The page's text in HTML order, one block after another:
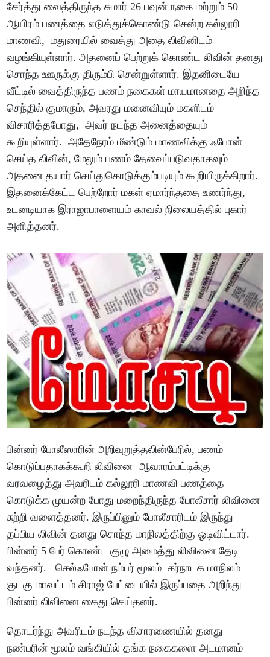
சேர்த்து வைத்திருந்த சுமார் 26 பவுன் நகை மற்றும் 50
ஆயிரம் பணத்தை எடுத்துக்கொண்டு சென்ற கல்லூரி
மாணவி, மதுரையில் வைத்து அதை லிவினிடம்
வழங்கியுள்ளார். அதனைப் பெற்றுக் கொண்ட லிவின் தனது
சொந்த ஊருக்கு திரும்பி சென்றுள்ளார். இதனிடையே
வீட்டில் வைத்திருந்த பணம் நகைகள் மாயமானதை அறிந்த
செந்தில் குமாரும், அவரது மனைவியும் மகளிடம்
விசாரித்தபோது, அவர் நடந்த அனைத்தையும்
கூறியுள்ளார். அதேநேரம் மீண்டும் மாணவிக்கு ஃபோன்
செய்த லிவின், மேலும் பணம் தேவைப்படுவதாகவும்
அதனை தயார் செய்துகொடுக்கும்படியும் கூறியிருக்கிறார்.
இதனைக்கேட்ட பெற்றோர் மகள் ஏமார்ந்ததை உணர்ந்து,
உடனடியாக இராஜாபாளையம் காவல் நிலையத்தில் புகார்
அளித்தனர்.
பின்னர் போலீஸாரின் அறிவுறுத்தலின்பேரில், பணம்
கொடுப்பதாகக்கூறி லிவினை ஆவாரம்பட்டிக்கு
வரவழைத்து அவரிடம் கல்லூரி மாணவி பணத்தை
கொடுக்க முயன்ற போது மறைந்திருந்த போலீசார் லிவினை
சுற்றி வளைத்தனர். இருப்பினும் போலீசாரிடம் இருந்து
தப்பிய லிவின் தனது சொந்த மாநிலத்திற்கு ஓடிவிட்டார்.
பின்னர் 5 பேர் கொண்ட குழு அமைத்து லிவினை தேடி
வந்தனர். செல்ஃபோன் நம்பர் மூலம் கர்நாடக மாநிலம்
குடகு மாவட்டம் சிராஜ் பேட்டையில் இருப்பதை அறிந்து
பின்னர் லிவினை கைது செய்தனர்.
தொடர்ந்து அவரிடம் நடந்த விசாரணையில் தனது
நண்பரின் மூலம் வங்கியில் தங்க நகைகளை அடமானம்